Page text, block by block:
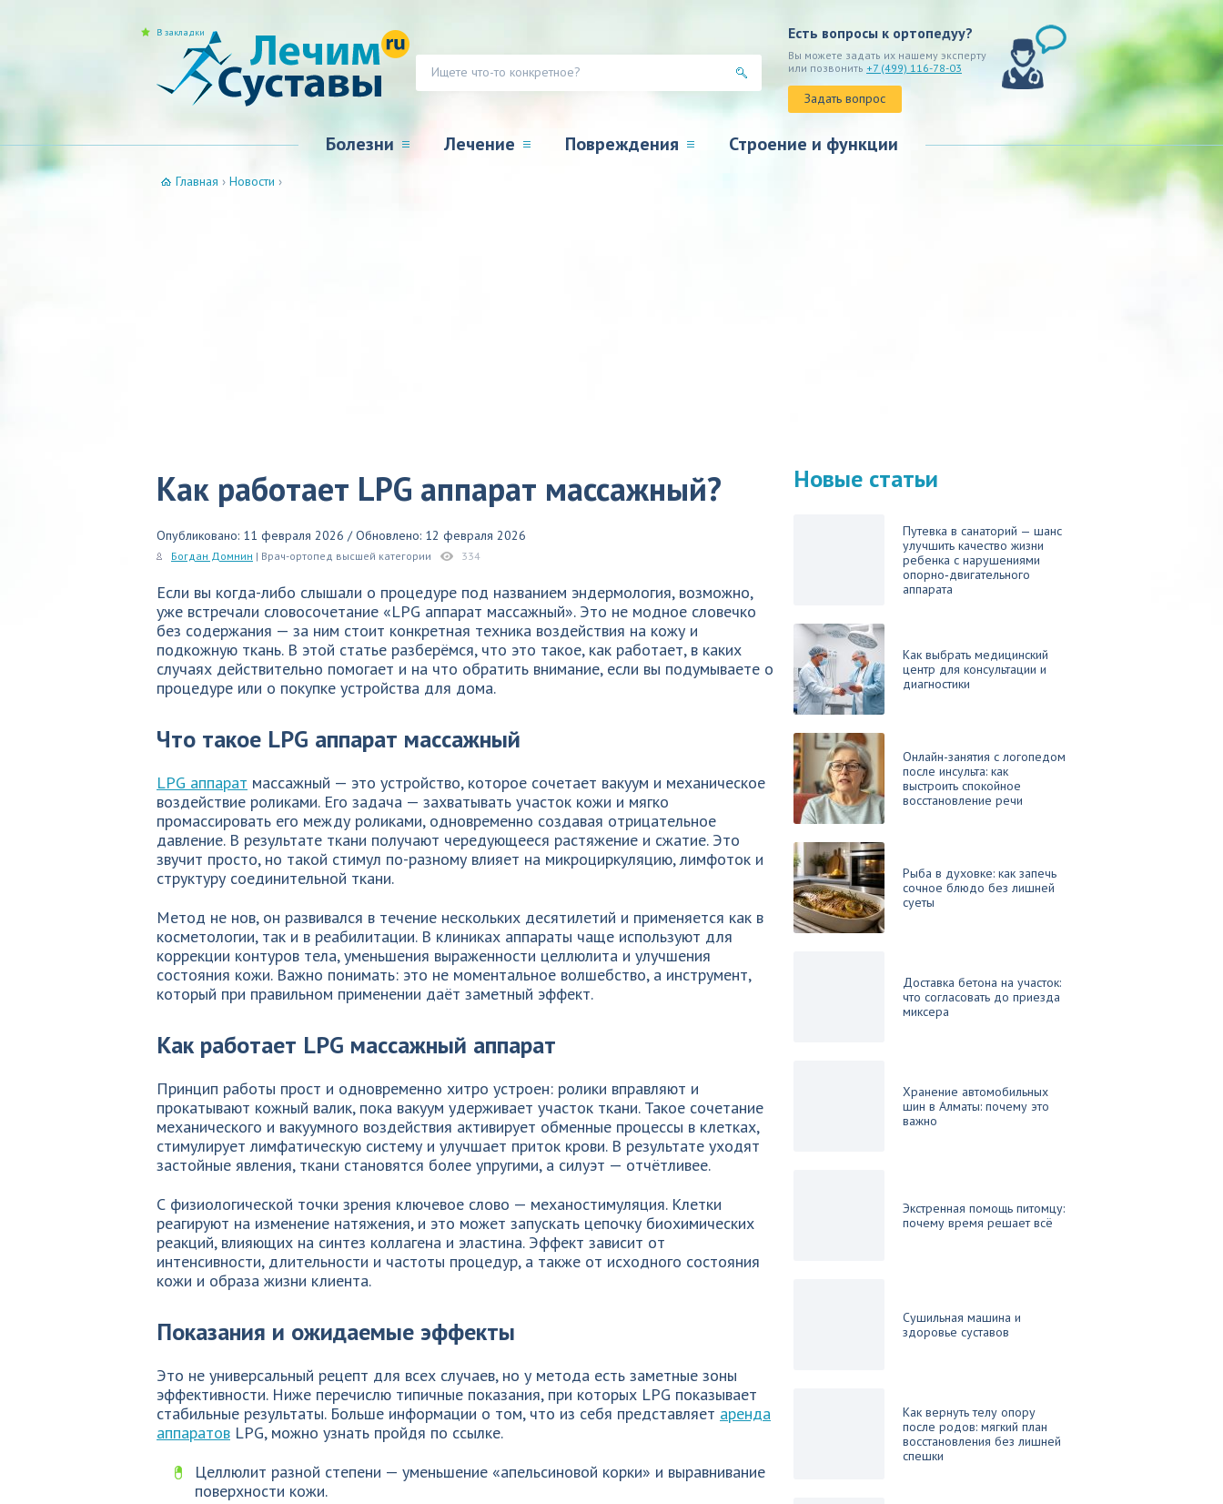
Есть вопросы к ортопедуу?
Вы можете задать их нашему эксперту
или позвонить +7 (499) 116-78-03
Задать вопрос
Болезни Лечение Повреждения Строение и функции
В закладки
Главная › Новости ›
Как работает LPG аппарат массажный?
Опубликовано: 11 февраля 2026 / Обновлено: 12 февраля 2026
Богдан Домнин | Врач-ортопед высшей категории 334
Если вы когда-либо слышали о процедуре под названием эндермология, возможно,
уже встречали словосочетание «LPG аппарат массажный». Это не модное словечко
без содержания — за ним стоит конкретная техника воздействия на кожу и
подкожную ткань. В этой статье разберёмся, что это такое, как работает, в каких
случаях действительно помогает и на что обратить внимание, если вы подумываете о
процедуре или о покупке устройства для дома.
Что такое LPG аппарат массажный
LPG аппарат массажный — это устройство, которое сочетает вакуум и механическое
воздействие роликами. Его задача — захватывать участок кожи и мягко
промассировать его между роликами, одновременно создавая отрицательное
давление. В результате ткани получают чередующееся растяжение и сжатие. Это
звучит просто, но такой стимул по-разному влияет на микроциркуляцию, лимфоток и
структуру соединительной ткани.
Метод не нов, он развивался в течение нескольких десятилетий и применяется как в
косметологии, так и в реабилитации. В клиниках аппараты чаще используют для
коррекции контуров тела, уменьшения выраженности целлюлита и улучшения
состояния кожи. Важно понимать: это не моментальное волшебство, а инструмент,
который при правильном применении даёт заметный эффект.
Как работает LPG массажный аппарат
Принцип работы прост и одновременно хитро устроен: ролики вправляют и
прокатывают кожный валик, пока вакуум удерживает участок ткани. Такое сочетание
механического и вакуумного воздействия активирует обменные процессы в клетках,
стимулирует лимфатическую систему и улучшает приток крови. В результате уходят
застойные явления, ткани становятся более упругими, а силуэт — отчётливее.
С физиологической точки зрения ключевое слово — механостимуляция. Клетки
реагируют на изменение натяжения, и это может запускать цепочку биохимических
реакций, влияющих на синтез коллагена и эластина. Эффект зависит от
интенсивности, длительности и частоты процедур, а также от исходного состояния
кожи и образа жизни клиента.
Показания и ожидаемые эффекты
Это не универсальный рецепт для всех случаев, но у метода есть заметные зоны
эффективности. Ниже перечислю типичные показания, при которых LPG показывает
стабильные результаты. Больше информации о том, что из себя представляет аренда
аппаратов LPG, можно узнать пройдя по ссылке.
Целлюлит разной степени — уменьшение «апельсиновой корки» и выравнивание
поверхности кожи.
Новые статьи
Путевка в санаторий — шанс
улучшить качество жизни
ребенка с нарушениями
опорно‑двигательного
аппарата
Как выбрать медицинский
центр для консультации и
диагностики
Онлайн-занятия с логопедом
после инсульта: как
выстроить спокойное
восстановление речи
Рыба в духовке: как запечь
сочное блюдо без лишней
суеты
Доставка бетона на участок:
что согласовать до приезда
миксера
Хранение автомобильных
шин в Алматы: почему это
важно
Экстренная помощь питомцу:
почему время решает всё
Сушильная машина и
здоровье суставов
Как вернуть телу опору
после родов: мягкий план
восстановления без лишней
спешки